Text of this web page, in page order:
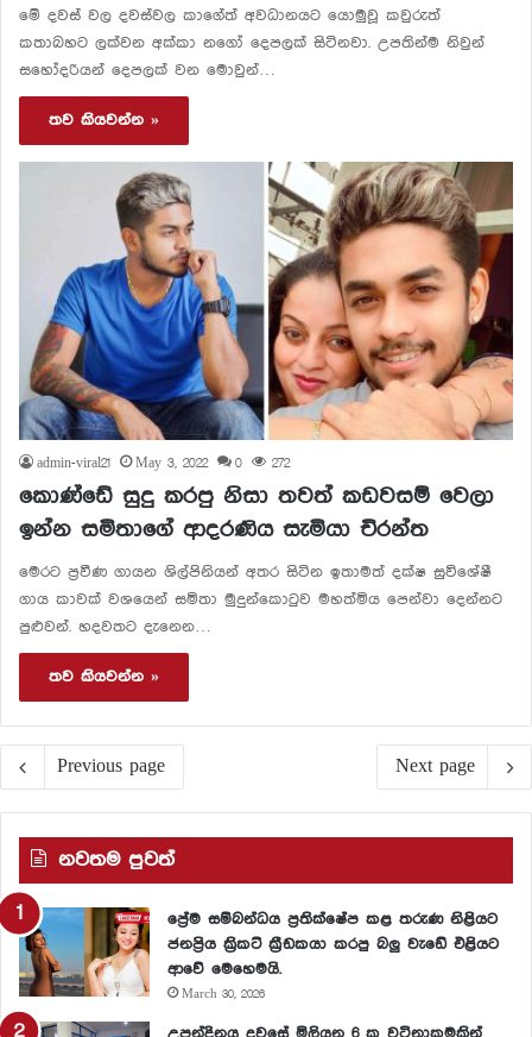
මේ දවස් වල දවස්වල කාගේත් අවධානයට යොමුවූ කවුරුත්
කතාබහට ලක්වන අක්කා නගෝ දෙපලක් සිටිනවා. උපතින්ම නිවුන්
සහෝදරියන් දෙපලක් වන මොවුන්…
තව කියවන්න »
admin-viral21 May 3, 2022 0 272
කොණ්ඩේ සුදු කරපු නිසා තවත් කඩවසම් වෙලා
ඉන්න සමිතාගේ ආදරණිය සැමියා චිරන්ත
මෙරට ප්‍රවීණ ගායන ශිල්පිනියන් අතර සිටින ඉතාමත් දක්ෂ සුවිශේෂී
ගාය කාවක් වශයෙන් සමිතා මුදුන්කොටුව මහත්මිය පෙන්වා දෙන්නට
පුළුවන්. හදවතට දැනෙන…
තව කියවන්න »
Previous page Next page
නවතම පුවත්
ප්‍රේම සම්බන්ධය ප්‍රතික්ෂේප කළ තරුණ නිළියට
ජනප්‍රිය ක්‍රිකට් ක්‍රීඩකයා කරපු බලු වැඩේ එළියට
ආවේ මෙහෙමයි.
March 30, 2026